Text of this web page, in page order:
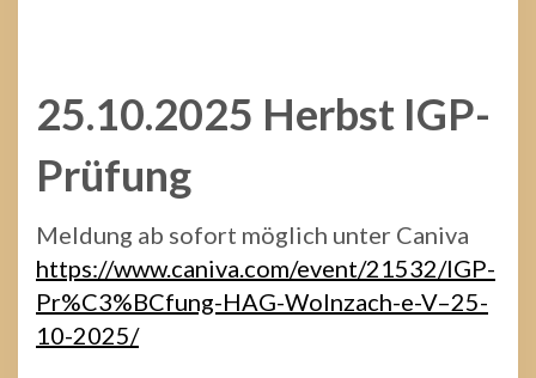
25.10.2025 Herbst IGP-
Prüfung
Meldung ab sofort möglich unter Caniva
https://www.caniva.com/event/21532/IGP-
Pr%C3%BCfung-HAG-Wolnzach-e-V–25-
10-2025/